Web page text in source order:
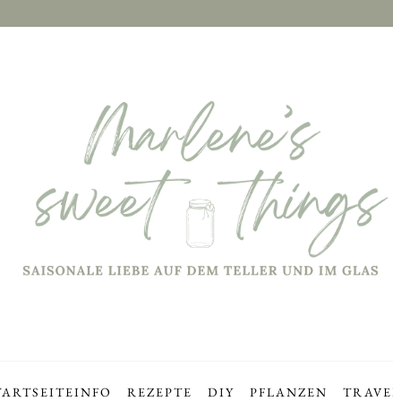
INFO REZEPTE DIY PFLANZEN